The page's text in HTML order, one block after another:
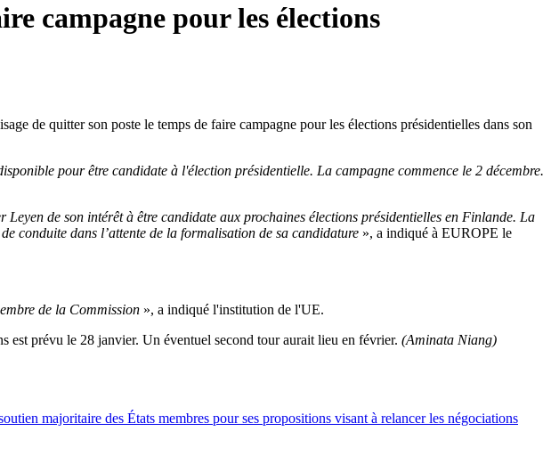
campagne pour les élections
de quitter son poste le temps de faire campagne pour les élections présidentielles dans son
pour être candidate à l'élection présidentielle. La campagne commence le 2 décembre.
Leyen de son intérêt à être candidate aux prochaines élections présidentielles en Finlande. La
conduite dans l’attente de la formalisation de sa candidature », a indiqué à EUROPE le
de la Commission », a indiqué l'institution de l'UE.
est prévu le 28 janvier. Un éventuel second tour aurait lieu en février. (Aminata Niang)
majoritaire des États membres pour ses propositions visant à relancer les négociations